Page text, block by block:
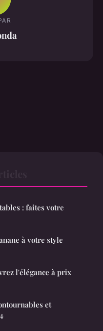
: faites votre
à votre style
l'élégance à prix
et